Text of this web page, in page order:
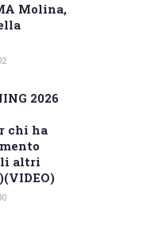
Molina,
2026
chi ha
altri